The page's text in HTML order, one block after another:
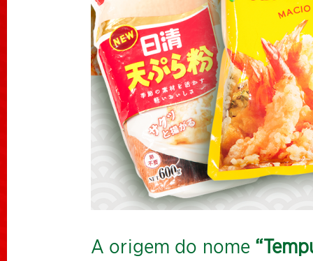
A origem do nome